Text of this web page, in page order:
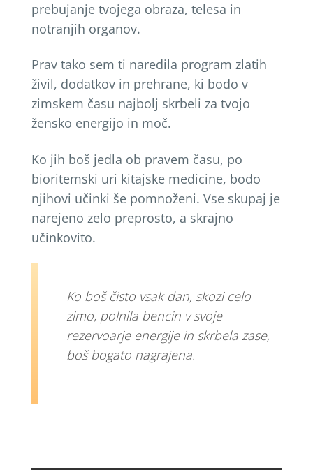
prebujanje tvojega obraza, telesa in
notranjih organov.
Prav tako sem ti naredila program zlatih
živil, dodatkov in prehrane, ki bodo v
zimskem času najbolj skrbeli za tvojo
žensko energijo in moč.
Ko jih boš jedla ob pravem času, po
bioritemski uri kitajske medicine, bodo
njihovi učinki še pomnoženi. Vse skupaj je
narejeno zelo preprosto, a skrajno
učinkovito.
Ko boš čisto vsak dan, skozi celo
zimo, polnila bencin v svoje
rezervoarje energije in skrbela zase,
boš bogato nagrajena.